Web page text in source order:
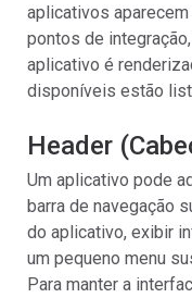
aplicativos
pontos de
aplicativo é
disponíveis estão
Header
Um aplicativo pode
barra de navegação
do aplicativo, exibir
um pequeno menu
Para manter a